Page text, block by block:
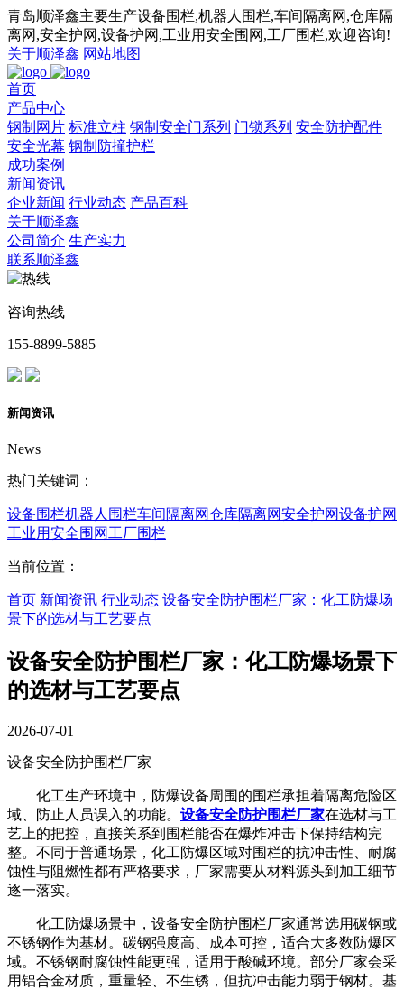
青岛顺泽鑫主要生产设备围栏,机器人围栏,车间隔离网,仓库隔
离网,安全护网,设备护网,工业用安全围网,工厂围栏,欢迎咨询!
关于顺泽鑫 网站地图
首页
产品中心
钢制网片 标准立柱 钢制安全门系列 门锁系列 安全防护配件
安全光幕 钢制防撞护栏
成功案例
新闻资讯
企业新闻 行业动态 产品百科
关于顺泽鑫
公司简介 生产实力
联系顺泽鑫
咨询热线
155-8899-5885
新闻资讯
News
热门关键词：
设备围栏机器人围栏车间隔离网仓库隔离网安全护网设备护网
工业用安全围网 工厂围栏
当前位置：
首页 新闻资讯 行业动态 设备安全防护围栏厂家：化工防爆场
景下的选材与工艺要点
设备安全防护围栏厂家：化工防爆场景下
的选材与工艺要点
2026-07-01
设备安全防护围栏厂家
化工生产环境中，防爆设备周围的围栏承担着隔离危险区
域、防止人员误入的功能。 设备安全防护围栏厂家在选材与工
艺上的把控，直接关系到围栏能否在爆炸冲击下保持结构完
整。不同于普通场景，化工防爆区域对围栏的抗冲击性、耐腐
蚀性与阻燃性都有严格要求，厂家需要从材料源头到加工细节
逐一落实。
化工防爆场景中，设备安全防护围栏厂家通常选用碳钢或
不锈钢作为基材。碳钢强度高、成本可控，适合大多数防爆区
域。不锈钢耐腐蚀性能更强，适用于酸碱环境。部分厂家会采
用铝合金材质，重量轻、不生锈，但抗冲击能力弱于钢材。基